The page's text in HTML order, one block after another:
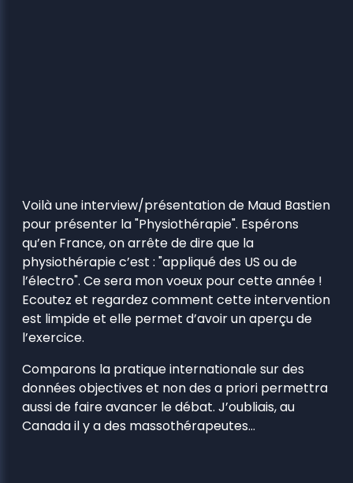
Voilà une interview/présentation de Maud Bastien
pour présenter la "Physiothérapie". Espérons
qu’en France, on arrête de dire que la
physiothérapie c’est : "appliqué des US ou de
l’électro". Ce sera mon voeux pour cette année !
Ecoutez et regardez comment cette intervention
est limpide et elle permet d’avoir un aperçu de
l’exercice.
Comparons la pratique internationale sur des
données objectives et non des a priori permettra
aussi de faire avancer le débat. J’oubliais, au
Canada il y a des massothérapeutes…